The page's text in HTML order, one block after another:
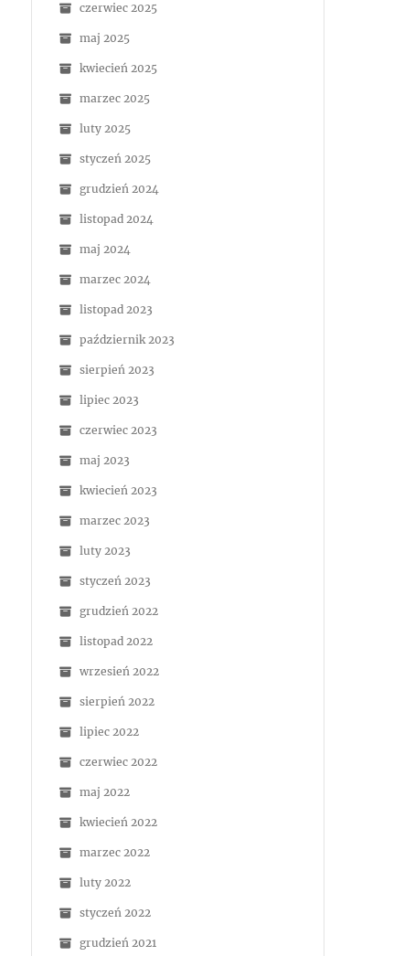
czerwiec 2025
maj 2025
kwiecień 2025
marzec 2025
luty 2025
styczeń 2025
grudzień 2024
listopad 2024
maj 2024
marzec 2024
listopad 2023
październik 2023
sierpień 2023
lipiec 2023
czerwiec 2023
maj 2023
kwiecień 2023
marzec 2023
luty 2023
styczeń 2023
grudzień 2022
listopad 2022
wrzesień 2022
sierpień 2022
lipiec 2022
czerwiec 2022
maj 2022
kwiecień 2022
marzec 2022
luty 2022
styczeń 2022
grudzień 2021